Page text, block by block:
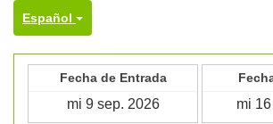
Español
Fecha de Entrada